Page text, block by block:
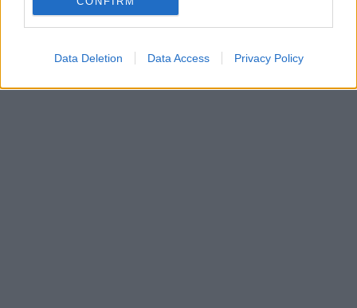
Data Deletion Data Access Privacy Policy